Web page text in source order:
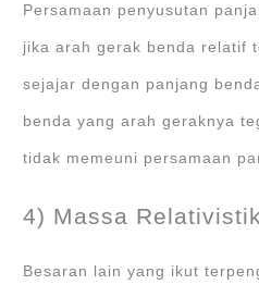
Persamaan penyusutan
jika arah gerak benda relatif
sejajar dengan panjang
benda yang arah geraknya
tidak memeuni persamaan
4) Massa Relativistik
Besaran lain yang ikut